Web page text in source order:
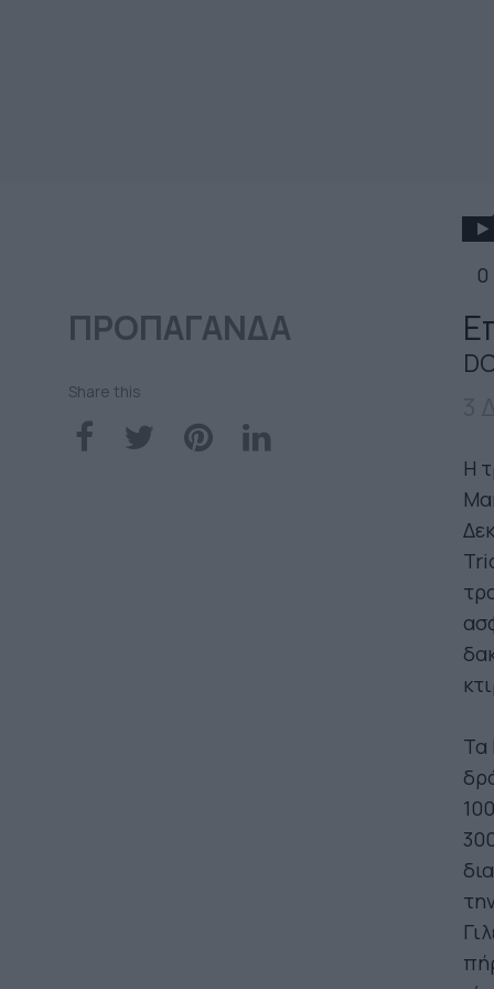
0
ΠΡΟΠΑΓΑΝΔΑ
Share this
Η
Τα